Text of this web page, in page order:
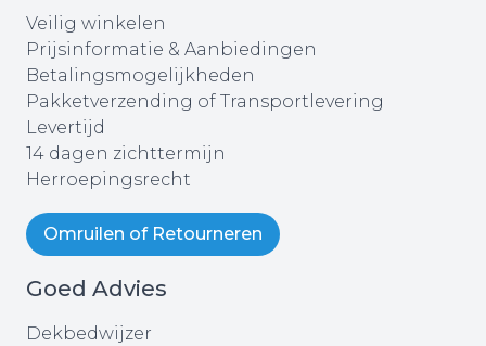
Veilig winkelen
Prijsinformatie & Aanbiedingen
Betalingsmogelijkheden
Pakketverzending of Transportlevering
Levertijd
14 dagen zichttermijn
Herroepingsrecht
Omruilen of Retourneren
Goed Advies
Dekbedwijzer